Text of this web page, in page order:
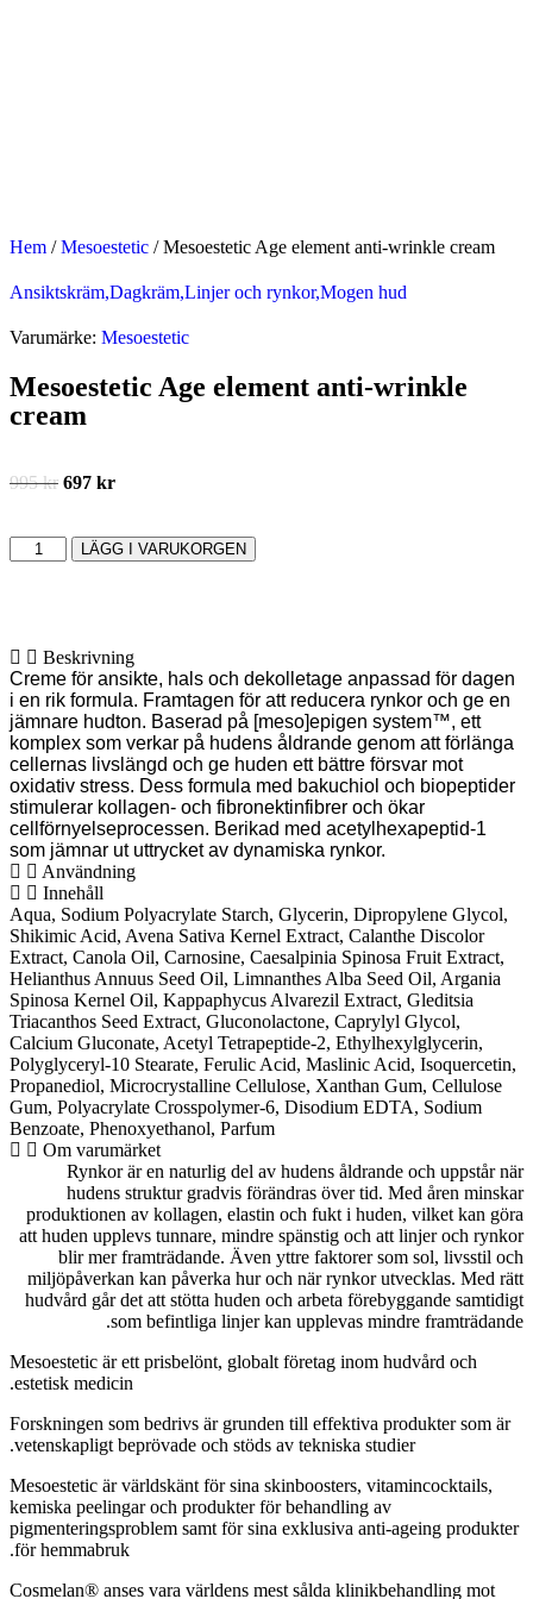
Hem /Mesoestetic /Mesoestetic Age element anti-wrinkle cream
Ansiktskräm,Dagkräm,Linjer och rynkor,Mogen hud
Varumärke: Mesoestetic
Mesoestetic Age element anti-wrinkle
cream
995kr 697 kr
LÄGG I VARUKORGEN
Beskrivning
Creme för ansikte, hals och dekolletage anpassad för dagen
i en rik formula. Framtagen för att reducera rynkor och ge en
jämnare hudton. Baserad på [meso]epigen system™, ett
komplex som verkar på hudens åldrande genom att förlänga
cellernas livslängd och ge huden ett bättre försvar mot
oxidativ stress. Dess formula med bakuchiol och biopeptider
stimulerar kollagen- och fibronektinfibrer och ökar
cellförnyelseprocessen. Berikad med acetylhexapeptid-1
som jämnar ut uttrycket av dynamiska rynkor.
Användning
Innehåll
Aqua, Sodium Polyacrylate Starch, Glycerin, Dipropylene Glycol,
Shikimic Acid, Avena Sativa Kernel Extract, Calanthe Discolor
Extract, Canola Oil, Carnosine, Caesalpinia Spinosa Fruit Extract,
Helianthus Annuus Seed Oil, Limnanthes Alba Seed Oil, Argania
Spinosa Kernel Oil, Kappaphycus Alvarezil Extract, Gleditsia
Triacanthos Seed Extract, Gluconolactone, Caprylyl Glycol,
Calcium Gluconate, Acetyl Tetrapeptide-2, Ethylhexylglycerin,
Polyglyceryl-10 Stearate, Ferulic Acid, Maslinic Acid, Isoquercetin,
Propanediol, Microcrystalline Cellulose, Xanthan Gum, Cellulose
Gum, Polyacrylate Crosspolymer-6, Disodium EDTA, Sodium
Benzoate, Phenoxyethanol, Parfum
Om varumärket
Rynkor är en naturlig del av hudens åldrande och uppstår när
hudens struktur gradvis förändras över tid. Med åren minskar
produktionen av kollagen, elastin och fukt i huden, vilket kan göra
att huden upplevs tunnare, mindre spänstig och att linjer och rynkor
blir mer framträdande. Även yttre faktorer som sol, livsstil och
miljöpåverkan kan påverka hur och när rynkor utvecklas. Med rätt
hudvård går det att stötta huden och arbeta förebyggande samtidigt
som befintliga linjer kan upplevas mindre framträdande.
Mesoestetic är ett prisbelönt, globalt företag inom hudvård och
estetisk medicin.
Forskningen som bedrivs är grunden till effektiva produkter som är
vetenskapligt beprövade och stöds av tekniska studier.
Mesoestetic är världskänt för sina skinboosters, vitamincocktails,
kemiska peelingar och produkter för behandling av
pigmenteringsproblem samt för sina exklusiva anti-ageing produkter
för hemmabruk.
Cosmelan® anses vara världens mest sålda klinikbehandling mot